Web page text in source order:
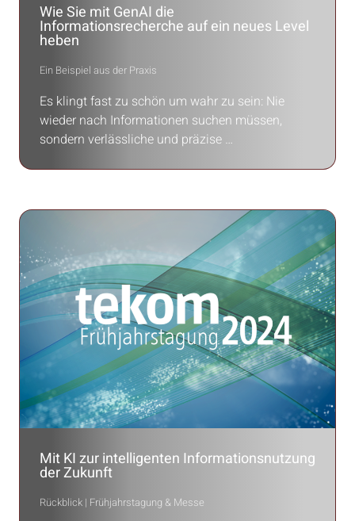
Wie Sie mit GenAI die
Informationsrecherche auf ein neues Level
heben
Ein Beispiel aus der Praxis
Es klingt fast zu schön um wahr zu sein: Nie
wieder nach Informationen suchen müssen,
sondern verlässliche und präzise …
Mit KI zur intelligenten Informationsnutzung
der Zukunft
Rückblick | Frühjahrstagung & Messe